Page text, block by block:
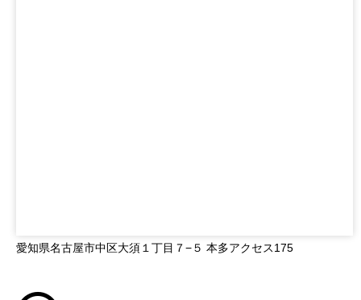
愛知県名古屋市中区大須１丁目７−５ 本多アクセス175